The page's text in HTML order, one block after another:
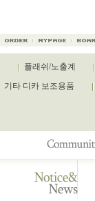
플래쉬/노출계
기타 디카 보조용품